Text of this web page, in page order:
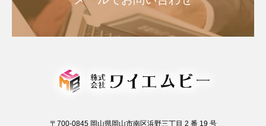
〒700-0845 岡山県岡山市南区浜野三丁目 2 番 19 号